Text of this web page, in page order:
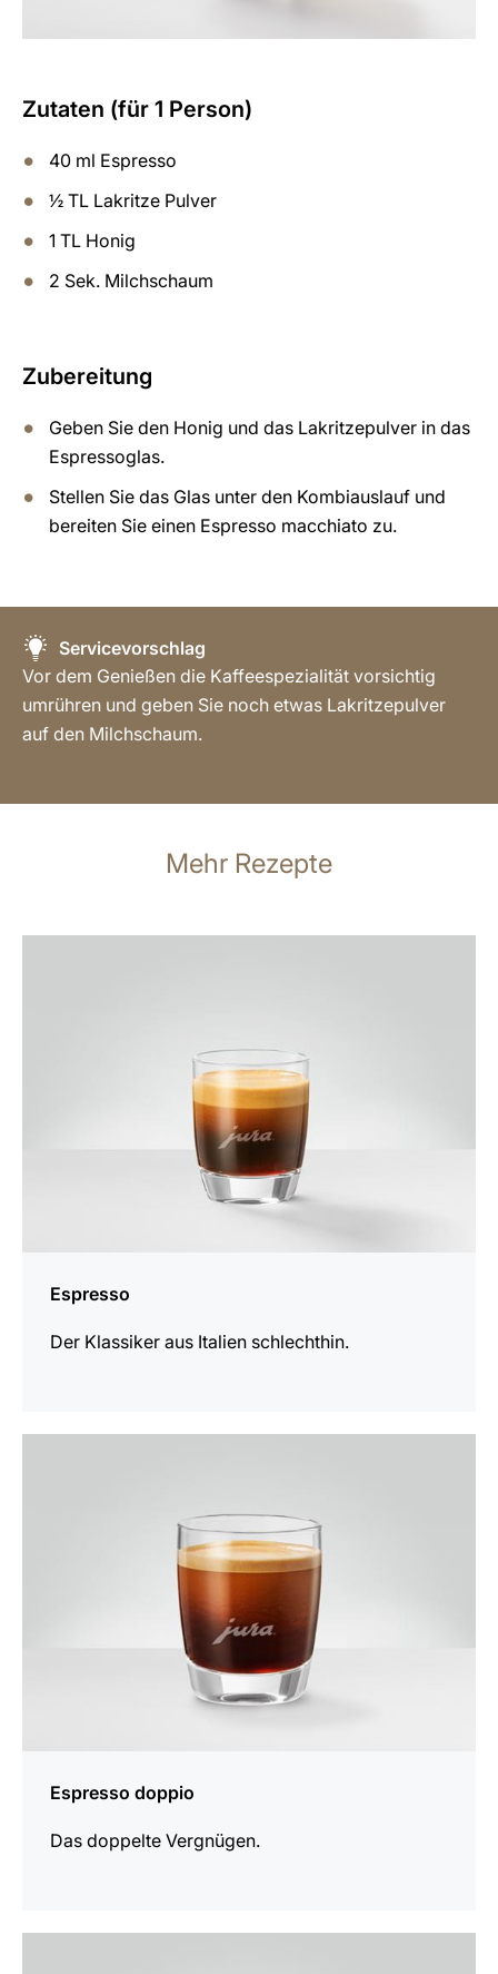
Zutaten (für 1 Person)
40 ml Espresso
½ TL Lakritze Pulver
1 TL Honig
2 Sek. Milchschaum
Zubereitung
Geben Sie den Honig und das Lakritzepulver in das
Espressoglas.
Stellen Sie das Glas unter den Kombiauslauf und
bereiten Sie einen Espresso macchiato zu.
Servicevorschlag
Vor dem Genießen die Kaffeespezialität vorsichtig
umrühren und geben Sie noch etwas Lakritzepulver
auf den Milchschaum.
Mehr Rezepte
Espresso
Der Klassiker aus Italien schlechthin.
Espresso doppio
Das doppelte Vergnügen.